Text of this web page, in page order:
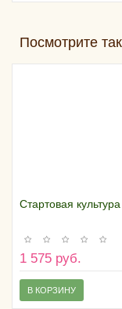
Посмотрите
Стартовая
1 575 руб.
В КОРЗИНУ